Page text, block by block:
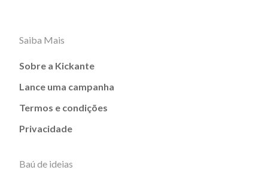
Saiba Mais
Sobre a Kickante
Lance uma campanha
Termos e condições
Privacidade
Baú de ideias